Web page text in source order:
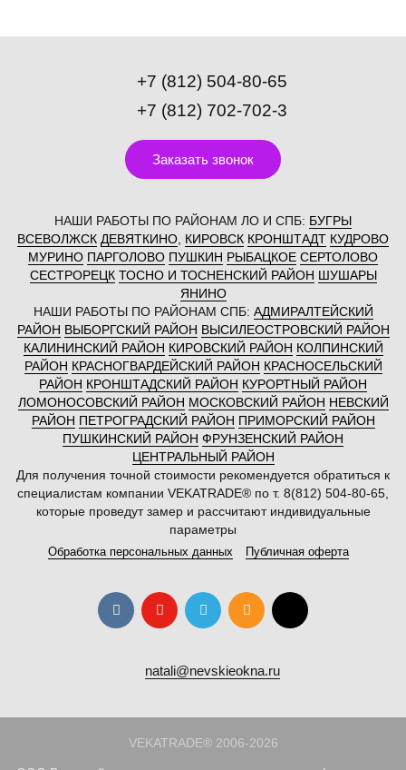
+7 (812) 504-80-65
+7 (812) 702-702-3
Заказать звонок
НАШИ РАБОТЫ ПО РАЙОНАМ ЛО И СПБ: БУГРЫ
ВСЕВОЛЖСК ДЕВЯТКИНО КИРОВСК КРОНШТАДТ КУДРОВО
МУРИНО ПАРГОЛОВО ПУШКИН РЫБАЦКОЕ СЕРТОЛОВО
СЕСТРОРЕЦК ТОСНО И ТОСНЕНСКИЙ РАЙОН ШУШАРЫ
ЯНИНО
НАШИ РАБОТЫ ПО РАЙОНАМ СПБ: АДМИРАЛТЕЙСКИЙ
РАЙОН ВЫБОРГСКИЙ РАЙОН ВЫСИЛЕОСТРОВСКИЙ РАЙОН
КАЛИНИНСКИЙ РАЙОН КИРОВСКИЙ РАЙОН КОЛПИНСКИЙ
РАЙОН КРАСНОГВАРДЕЙСКИЙ РАЙОН КРАСНОСЕЛЬСКИЙ
РАЙОН КРОНШТАДСКИЙ РАЙОН КУРОРТНЫЙ РАЙОН
ЛОМОНОСОВСКИЙ РАЙОН МОСКОВСКИЙ РАЙОН НЕВСКИЙ
РАЙОН ПЕТРОГРАДСКИЙ РАЙОН ПРИМОРСКИЙ РАЙОН
ПУШКИНСКИЙ РАЙОН ФРУНЗЕНСКИЙ РАЙОН
ЦЕНТРАЛЬНЫЙ РАЙОН
Для получения точной стоимости рекомендуется обратиться к
специалистам компании VEKATRADE® по т. 8(812) 504-80-65,
которые проведут замер и рассчитают индивидуальные
параметры
Обработка персональных данных Публичная оферта
natali@nevskieokna.ru
VEKATRADE® 2006-2026